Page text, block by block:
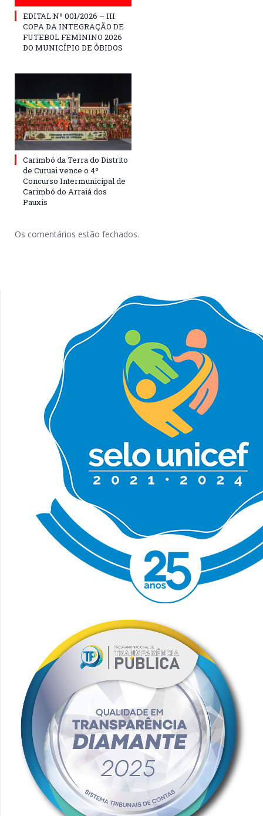
EDITAL Nº 001/2026 – III
COPA DA INTEGRAÇÃO DE
FUTEBOL FEMININO 2026
DO MUNICÍPIO DE ÓBIDOS
Carimbó da Terra do Distrito
de Curuai vence o 4º
Concurso Intermunicipal de
Carimbó do Arraiá dos
Pauxis
Os comentários estão fechados.